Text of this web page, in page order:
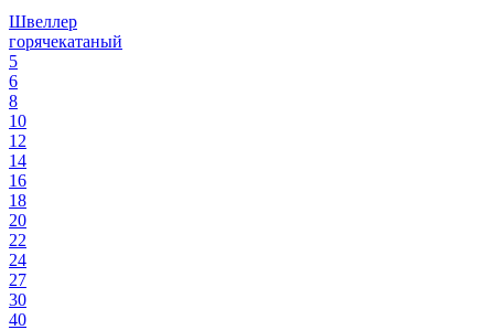
Швеллер
горячекатаный
5
6
8
10
12
14
16
18
20
22
24
27
30
40